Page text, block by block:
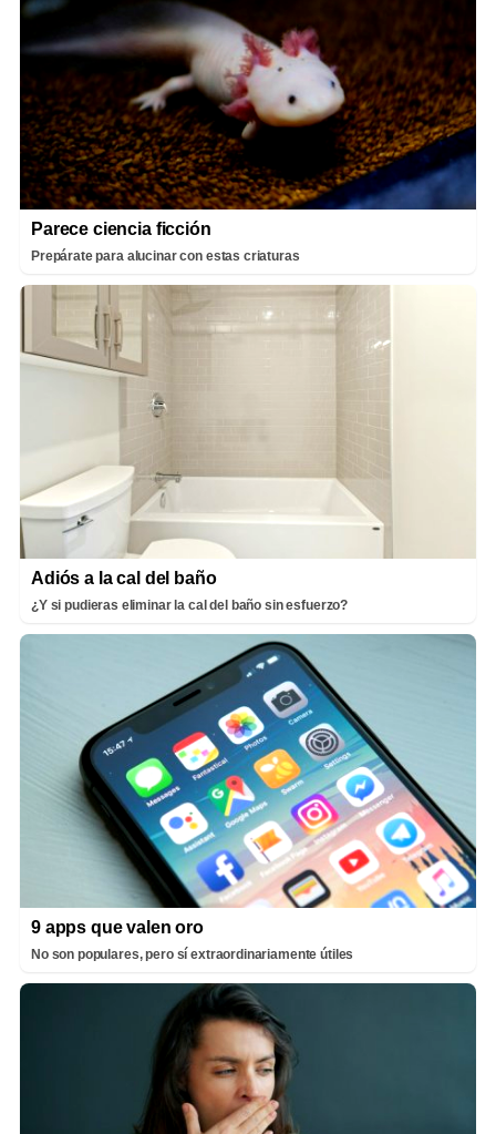
Parece ciencia ficción
Prepárate para alucinar con estas criaturas
Adiós a la cal del baño
¿Y si pudieras eliminar la cal del baño sin esfuerzo?
9 apps que valen oro
No son populares, pero sí extraordinariamente útiles